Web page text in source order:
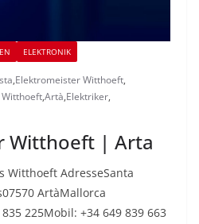
ELEKTRONIK
,Elektromeister Witthoeft,
,Artà,Elektriker,
Witthoeft | Arta
Witthoeft AdresseSanta
ArtàMallorca
225Mobil: +34 649 839 663